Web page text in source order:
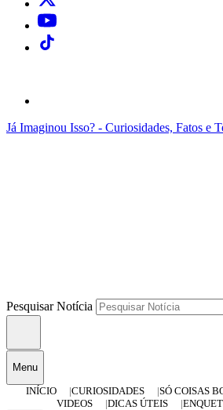
Já Imaginou Isso? - Curiosidades, Fatos e
Pesquisar Notícia
Menu
INÍCIO
CURIOSIDADES SÓ COISAS
VIDEOS
DICAS ÚTEIS